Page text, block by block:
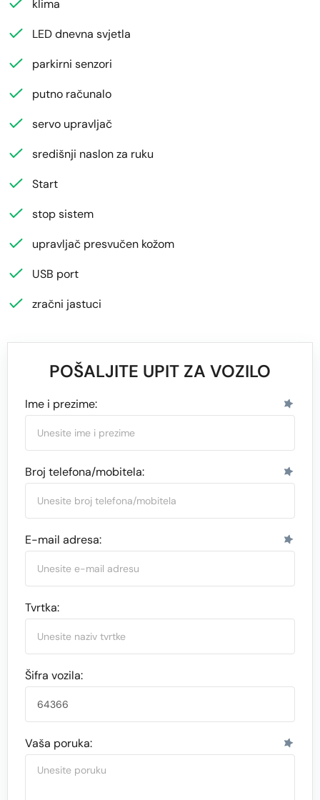
klima
LED dnevna svjetla
parkirni senzori
putno računalo
servo upravljač
središnji naslon za ruku
Start
stop sistem
upravljač presvučen kožom
USB port
zračni jastuci
POŠALJITE UPIT ZA VOZILO
Ime i prezime:
Broj telefona/mobitela:
E-mail adresa:
Tvrtka:
Šifra vozila:
Vaša poruka: